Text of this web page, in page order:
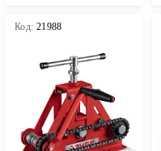
Код: 21988